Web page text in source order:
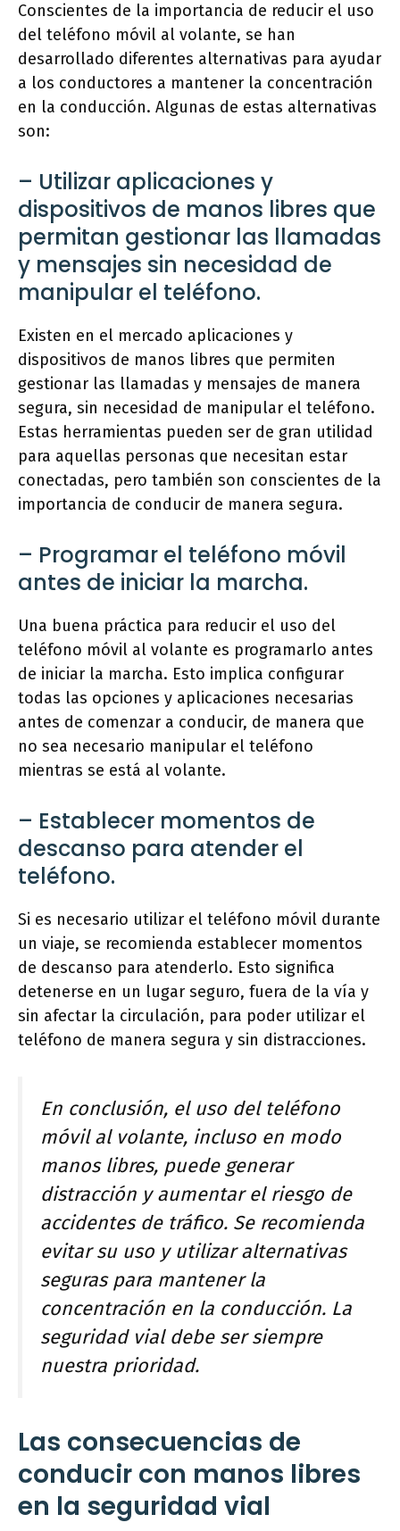
Conscientes de la importancia de reducir el uso
del teléfono móvil al volante, se han
desarrollado diferentes alternativas para ayudar
a los conductores a mantener la concentración
en la conducción. Algunas de estas alternativas
son:
– Utilizar aplicaciones y
dispositivos de manos libres que
permitan gestionar las llamadas
y mensajes sin necesidad de
manipular el teléfono.
Existen en el mercado aplicaciones y
dispositivos de manos libres que permiten
gestionar las llamadas y mensajes de manera
segura, sin necesidad de manipular el teléfono.
Estas herramientas pueden ser de gran utilidad
para aquellas personas que necesitan estar
conectadas, pero también son conscientes de la
importancia de conducir de manera segura.
– Programar el teléfono móvil
antes de iniciar la marcha.
Una buena práctica para reducir el uso del
teléfono móvil al volante es programarlo antes
de iniciar la marcha. Esto implica configurar
todas las opciones y aplicaciones necesarias
antes de comenzar a conducir, de manera que
no sea necesario manipular el teléfono
mientras se está al volante.
– Establecer momentos de
descanso para atender el
teléfono.
Si es necesario utilizar el teléfono móvil durante
un viaje, se recomienda establecer momentos
de descanso para atenderlo. Esto significa
detenerse en un lugar seguro, fuera de la vía y
sin afectar la circulación, para poder utilizar el
teléfono de manera segura y sin distracciones.
En conclusión, el uso del teléfono
móvil al volante, incluso en modo
manos libres, puede generar
distracción y aumentar el riesgo de
accidentes de tráfico. Se recomienda
evitar su uso y utilizar alternativas
seguras para mantener la
concentración en la conducción. La
seguridad vial debe ser siempre
nuestra prioridad.
Las consecuencias de
conducir con manos libres
en la seguridad vial